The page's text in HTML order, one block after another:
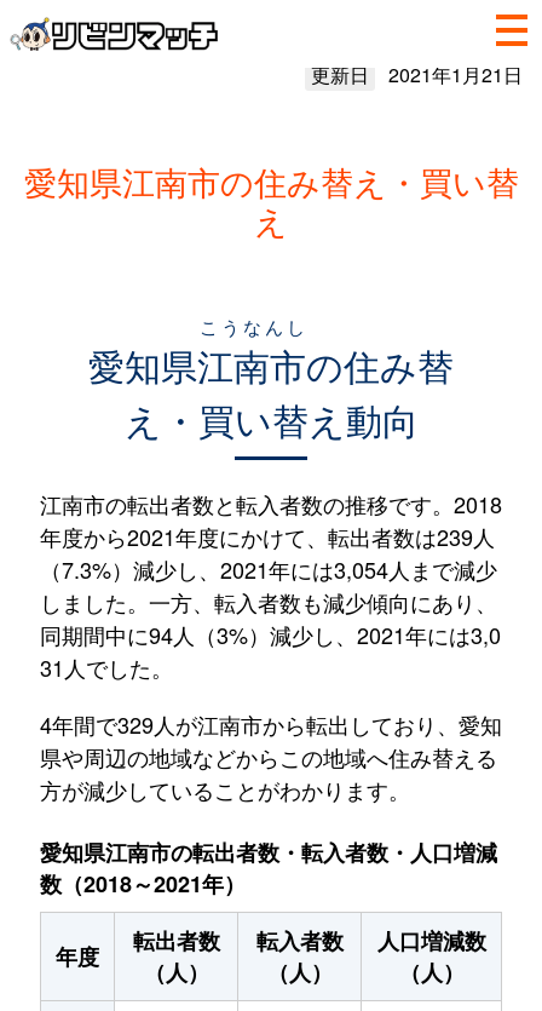
更新日 2021年1月21日
愛知県江南市の住み替え・買い替
え
愛知県江南市
こうなんし
の住み替
え・買い替え動向
江南市の転出者数と転入者数の推移です。2018
年度から2021年度にかけて、転出者数は239人
（7.3%）減少し、2021年には3,054人まで減少
しました。一方、転入者数も減少傾向にあり、
同期間中に94人（3%）減少し、2021年には3,0
31人でした。
4年間で329人が江南市から転出しており、愛知
県や周辺の地域などからこの地域へ住み替える
方が減少していることがわかります。
愛知県江南市の転出者数・転入者数・人口増減
数（2018～2021年）
年度
転出者数
（人）
転入者数
（人）
人口増減数
（人）